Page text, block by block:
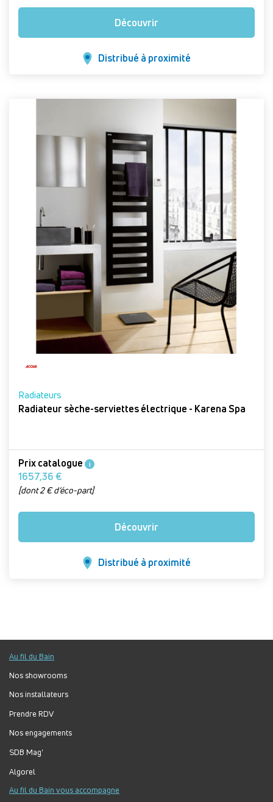
Découvrir
Distribué à proximité
Radiateurs
Radiateur sèche-serviettes électrique - Karena Spa
Prix catalogue i
1657,36 €
[dont 2 € d’éco-part]
Découvrir
Distribué à proximité
Au fil du Bain
Nos showrooms
Nos installateurs
Prendre RDV
Nos engagements
SDB Mag'
Algorel
Au fil du Bain vous accompagne